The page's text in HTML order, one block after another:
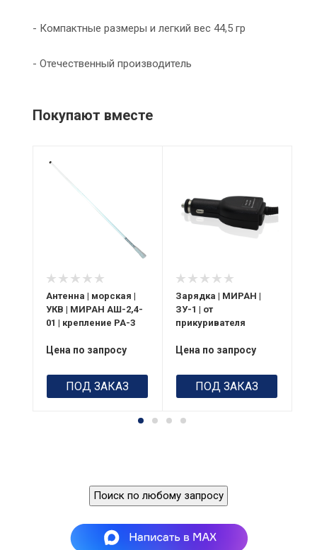
- Компактные размеры и легкий вес 44,5 гр
- Отечественный производитель
Покупают вместе
Антенна | морская |
УКВ | МИРАН АШ-2,4-
01 | крепление РА-3
Цена по запросу
ПОД ЗАКАЗ
Зарядка | МИРАН |
ЗУ-1 | от
прикуривателя
Цена по запросу
ПОД ЗАКАЗ
Поиск по любому запросу